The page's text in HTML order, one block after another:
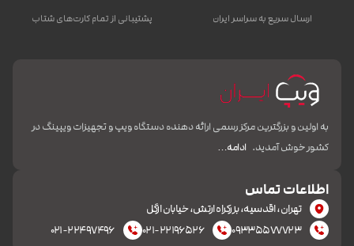
ارسال سریع به سراسر ایران پشتیبانی از تمام کارت‌های شتاب
به اولین و بزرگترین مرکز رسمی ارائه دهنده دستگاه ویپ و تجهیزات ویپینگ در
کشور خوش آمدید. ادامه…
اطلاعات تماس
تهران، اقدسیه، بزرکراه ارتش، خیابان ازگل
۰۹۳۳۵۵۷۷۷۲۳
۰۲۱-۲۲۱۹۶۵۲۶ ۰۲۱-۲۲۴۹۷۴۹۶